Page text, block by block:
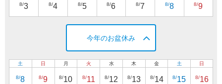
8/3 8/4 8/5 8/6 8/7 8/8 8/9
今年のお盆休み
土
8/8
日
8/9
月
8/10
火
8/11
水
8/12
木
8/13
金
8/14
土
8/15
日
8/16